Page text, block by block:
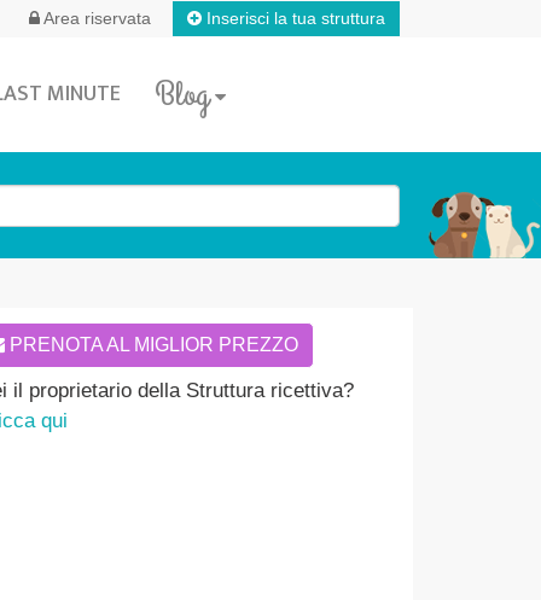
Area riservata Inserisci la tua struttura
MINUTE Blog
PRENOTA AL MIGLIOR PREZZO
il proprietario della Struttura ricettiva?
qui